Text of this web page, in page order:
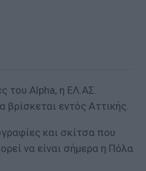
του Alpha, η ΕΛ.ΑΣ.
βρίσκεται εντός Αττικής.
και σκίτσα που
να είναι σήμερα η Πόλα